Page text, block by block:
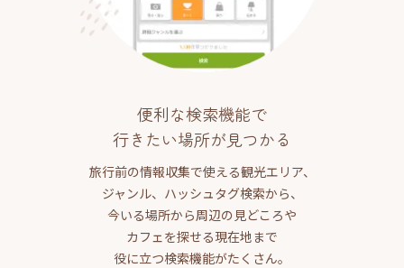
便利な検索機能で
行きたい場所が見つかる
旅行前の情報収集で使える観光エリア、
ジャンル、ハッシュタグ検索から、
今いる場所から周辺の見どころや
カフェを探せる現在地まで
役に立つ検索機能がたくさん。